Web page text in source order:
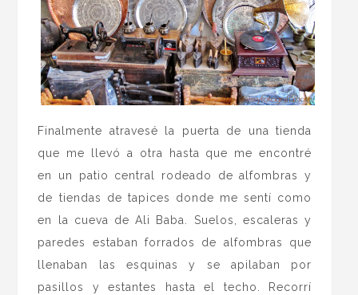
Finalmente atravesé la puerta de una tienda
que me llevó a otra hasta que me encontré
en un patio central rodeado de alfombras y
de tiendas de tapices donde me sentí como
en la cueva de Ali Baba. Suelos, escaleras y
paredes estaban forrados de alfombras que
llenaban las esquinas y se apilaban por
pasillos y estantes hasta el techo. Recorrí